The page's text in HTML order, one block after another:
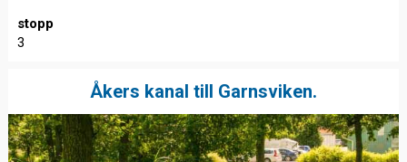
stopp
3
Åkers kanal till Garnsviken.